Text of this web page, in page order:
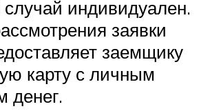
индивидуален.
заявки
заемщику
карту с личным
денег.